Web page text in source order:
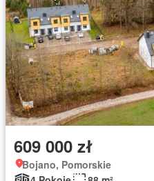
609 000 zł
Bojano, Pomorskie